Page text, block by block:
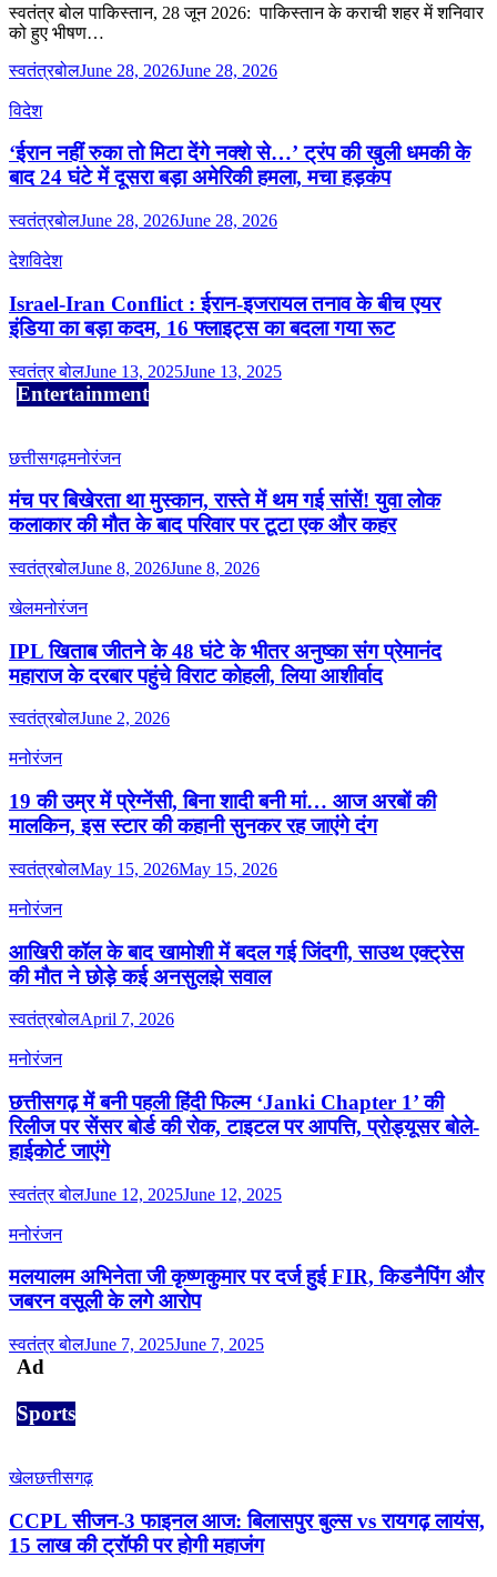
स्वतंत्र बोल पाकिस्तान, 28 जून 2026: पाकिस्तान के कराची शहर में शनिवार
को हुए भीषण…
स्वतंत्रबोलJune 28, 2026June 28, 2026
विदेश
‘ईरान नहीं रुका तो मिटा देंगे नक्शे से…’ ट्रंप की खुली धमकी के
बाद 24 घंटे में दूसरा बड़ा अमेरिकी हमला, मचा हड़कंप
स्वतंत्रबोलJune 28, 2026June 28, 2026
देशविदेश
Israel-Iran Conflict : ईरान-इजरायल तनाव के बीच एयर
इंडिया का बड़ा कदम, 16 फ्लाइट्स का बदला गया रूट
स्वतंत्र बोलJune 13, 2025June 13, 2025
Entertainment
छत्तीसगढ़मनोरंजन
मंच पर बिखेरता था मुस्कान, रास्ते में थम गई सांसें! युवा लोक
कलाकार की मौत के बाद परिवार पर टूटा एक और कहर
स्वतंत्रबोलJune 8, 2026June 8, 2026
खेलमनोरंजन
IPL खिताब जीतने के 48 घंटे के भीतर अनुष्का संग प्रेमानंद
महाराज के दरबार पहुंचे विराट कोहली, लिया आशीर्वाद
स्वतंत्रबोलJune 2, 2026
मनोरंजन
19 की उम्र में प्रेग्नेंसी, बिना शादी बनी मां… आज अरबों की
मालकिन, इस स्टार की कहानी सुनकर रह जाएंगे दंग
स्वतंत्रबोलMay 15, 2026May 15, 2026
मनोरंजन
आखिरी कॉल के बाद खामोशी में बदल गई जिंदगी, साउथ एक्ट्रेस
की मौत ने छोड़े कई अनसुलझे सवाल
स्वतंत्रबोलApril 7, 2026
मनोरंजन
छत्तीसगढ़ में बनी पहली हिंदी फिल्म ‘Janki Chapter 1’ की
रिलीज पर सेंसर बोर्ड की रोक, टाइटल पर आपत्ति, प्रोड्यूसर बोले-
हाईकोर्ट जाएंगे
स्वतंत्र बोलJune 12, 2025June 12, 2025
मनोरंजन
मलयालम अभिनेता जी कृष्णकुमार पर दर्ज हुई FIR, किडनैपिंग और
जबरन वसूली के लगे आरोप
स्वतंत्र बोलJune 7, 2025June 7, 2025
Ad
Sports
खेलछत्तीसगढ़
CCPL सीजन-3 फाइनल आज: बिलासपुर बुल्स vs रायगढ़ लायंस,
15 लाख की ट्रॉफी पर होगी महाजंग